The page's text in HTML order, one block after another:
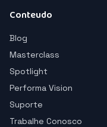
Conteudo
Blog
Masterclass
Spotlight
Performa Vision
Suporte
Trabalhe Conosco